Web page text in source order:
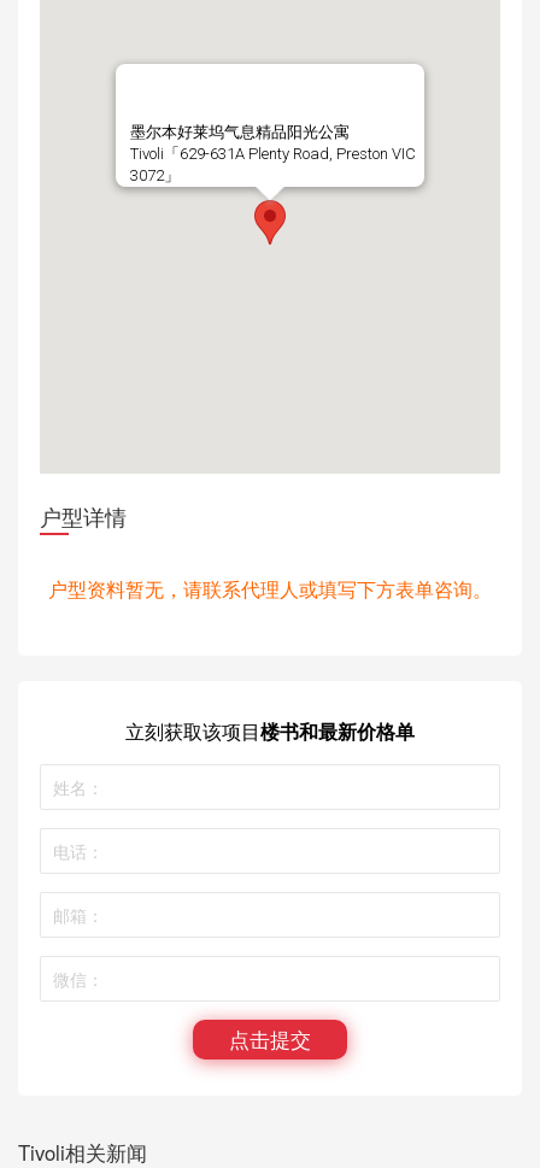
墨尔本好莱坞气息精品阳光公寓
Tivoli「629-631A Plenty Road, Preston VIC
3072」
户型详情
户型资料暂无，请联系代理人或填写下方表单咨询。
立刻获取该项目楼书和最新价格单
点击提交
Tivoli相关新闻